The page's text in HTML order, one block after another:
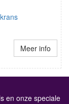
Meer info
en onze speciale